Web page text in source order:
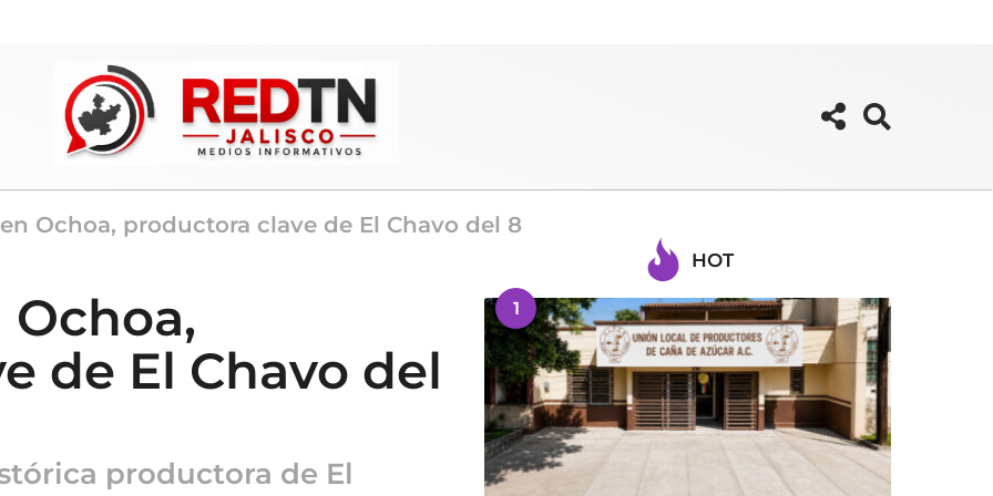
Ochoa, productora clave de El Chavo del 8
Ochoa,
de El Chavo del
productora de El
HOT
1